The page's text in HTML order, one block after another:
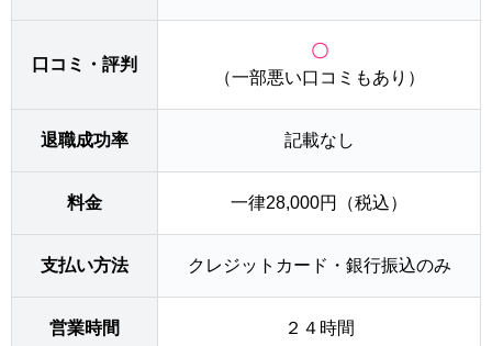
口コミ・評判
〇
（一部悪い口コミもあり）
退職成功率 記載なし
料金 一律28,000円（税込）
支払い方法 クレジットカード・銀行振込のみ
営業時間 ２４時間